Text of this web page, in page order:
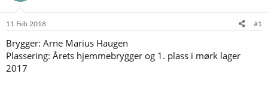
t
e
r
o
11 Feb 2018 #1
Brygger: Arne Marius Haugen
Plassering: Årets hjemmebrygger og 1. plass i mørk lager
2017